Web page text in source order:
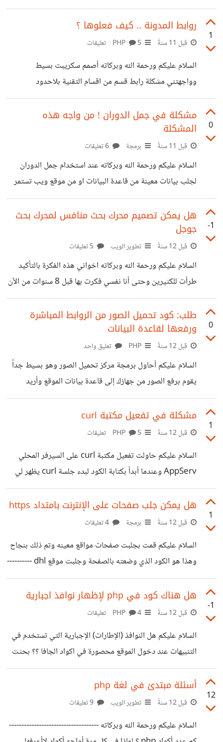
قديمآ لم يعد يواكب الاتصالات الحديثة أو غيره قم بتكسيره أو
تفكيكه كقطع غيار تستفيد منها لماذا ! بكل بساطه يمكن
استرجاع اسرارك وصورك العائلية وقد يصل الامر لحساباتك
حتى بعد الفورمات ؟ رأيت برنامج أحمد الشقيري قبل فترة
طويلة وفعلا قام بعمل فورمات واستطاع بعدها
1
روابط المدونة .. كيف فعلوها ؟
قبل 11 سنةً 5 تعليقات
السلام عليكم ورحمة الله وبركاته أصمم سكريبت بسيط
وواجهتني مشكلة رابط قسم من اقسام التقنية بلاحدود
http://www.unlimit-tech.com/blog/?cat=3 ثم رابط
آخر لقسم من أقسام عالم التقنية http://www.tech-
أما الرابط الثاني فكيف تمت برمجته ؟ تحياتي
0
مشكلة في جمل الدوران ! من واجه هذه
المشكلة
قبل 11 سنةً برمجة
السلام عليكم ورحمة الله وبركاته عند استخدام جمل الدوران
لجلب بيانات معينة من قاعدة البيانات او من موقع ويب تستمر
جملة الدوران بجلب البيانات فيحدث تكرار لمرة أو أكثر ولا أعلم
كيف أوقف البرمجية واستخدمت die و exit وحررت البيانات
من الذاكرة ! كل ذلك ولم يتغير شيء بل يستمر بالدوران فترة
طويلة حتى يقف لوحده هل هناك حل عند أحد الإخوة أو
الأخوات
-1
هل يمكن تصميم محرك بحث منافس لمحرك بحث
جوجل
قبل 12 سنةً تطوير الويب
السلام عليكم ورحمة الله وبركاته اخواني هذه الفكرة بالتأكيد
طرأت للكثيرين وحتى أنا نفسي فكرت بها قبل 8 سنوات من الآن
ولكن كنت لا أعلم شيء عن البرمجة والآن أعتبر نفسي مبتدئ
وخصوصاً أنني لم أجرب تصميم سكربت كامل حتى الآن
سكربتات صغيرة فقط, أدخل في الموضوع -------------------------
----------------------- قبل سنتين تقريباً رُفعت مقاطع فيديو مسيئة
للإسلام على موقع يوتيوب الشهير التابع لشركة جوجل وانطلقت
حملة لمقاطعة محرك بحث جوجل إلا أن البعض عجز عن
0
طلب: كود تحميل الصور من الروابط المباشرة
ورفعها لقاعدة البيانات
قبل 12 سنةً تعليق واحد
السلام عليكم أحاول برمجة مركز تحميل الصور وهو بسيط جداً
يقوم برفع الصور من جهازك إلى قاعدة بيانات الموقع وأريد
إضافة خاصية رفع الصور من خلال روابط وليس الجهاز الخاص
بالزائر فمثلاً هناك صور تريد تحميلها برابط خاص بك أو ملف أو
غيره فيدخل الزائر ويضع رابط الصورة على الانترنت فيرفع
الخاص بالنصوص؟ وشكراً مقدماً
1
مشكلة في تفعيل مكتبة curl
قبل 12 سنةً 5 تعليقات
السلام عليكم حاولت تفعيل مكتبة curl على السيرفر المحلي
AppServ وعندما أبدأ بكتابة الكود لبدء جلسة curl يظهر لي
الخطأ التالي Fatal error: Call to undefined function
curl_init() in C:\AppServ\www\test.php on line 5
للأباتشي.. عند أعمل ريستارت للاباتشي تظهر نافذة سوداء
وتختفي بسرعة ؟ هل من شرح لتفعيلها أو تنبيه لخطأ ما عندي
1
هل يمكن جلب صفحات على الإنترنت بامتداد https
قبل 12 سنةً برمجة
السلام عليكم قمت بجلبت صفحات مواقع معينه وتم ذلك بنجاح
وهذا هو الكود الذي وضعته بالصفحة وجلبت موقع dhl ----------
-------- ولكن عندما وضعت عناوين مثل
https://twitter.com/ لم يستطع المتصفح جلب الصفحة
لأنها تحتوي https السؤال؟ كيف أجبر المتصفح على جلب هذه
-1
هل هناك كود في php لإظهار نوافذ اجبارية
قبل 12 سنةً 4 تعليقات
السلام عليكم هل النوافذ (الإطارات) الإجبارية التي تستخدم في
التنبيهات عند دخول الموقع محصورة في اكواد الجافا ؟؟ بحثت
عن كود أو طريقة لأجعل php تعمل نوافذ اجبارية في الموقع
واستطيع التحكم بوقت ظهورها ثم اختفائها فلم أجد؟ هل من
مساعدة بارك الله فيكم
12
أسئلة مبتدئ في لغة php
قبل 12 سنةً تطوير الويب
السلام عليكم ورحمة الله وبركاته ------------------------------------